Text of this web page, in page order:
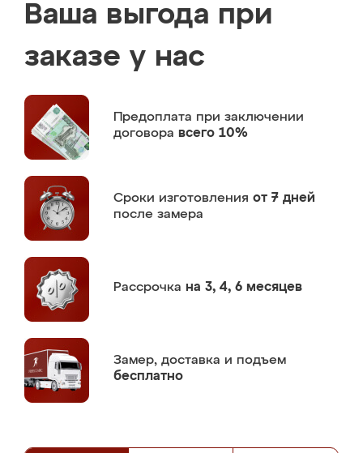
Ваша выгода при
заказе у нас
Предоплата при заключении
договора всего 10%
Сроки изготовления от 7 дней
после замера
Рассрочка на 3, 4, 6 месяцев
Замер, доставка и подъем
бесплатно